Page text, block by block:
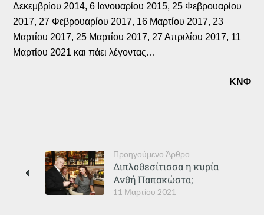
Δεκεμβρίου 2014, 6 Ιανουαρίου 2015, 25 Φεβρουαρίου
2017, 27 Φεβρουαρίου 2017, 16 Μαρτίου 2017, 23
Μαρτίου 2017, 25 Μαρτίου 2017, 27 Απριλίου 2017, 11
Μαρτίου 2021 και πάει λέγοντας…
ΚΝΦ
Προηγούμενο Άρθρο
11 Μαρτίου 2021
Διπλοθεσίτισσα η κυρία
Ανθή Παπακώστα;